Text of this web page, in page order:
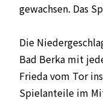
gewachsen. Das
Die
Bad Berka mit
Frieda vom Tor
Spielanteile im